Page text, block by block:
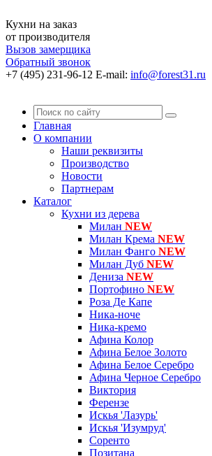
Кухни на заказ
от производителя
Вызов замерщика
Обратный звонок
+7 (495) 231-96-12 E-mail: info@forest31.ru
Главная
О компании
Наши реквизиты
Производство
Новости
Партнерам
Каталог
Кухни из дерева
Милан NEW
Милан Крема NEW
Милан Фанго NEW
Милан Дуб NEW
Дениза NEW
Портофино NEW
Роза Де Капе
Ника-ноче
Ника-кремо
Афина Колор
Афина Белое Золото
Афина Белое Серебро
Афина Черное Серебро
Виктория
Ферензе
Искья 'Лазурь'
Искья 'Изумруд'
Соренто
Позитана